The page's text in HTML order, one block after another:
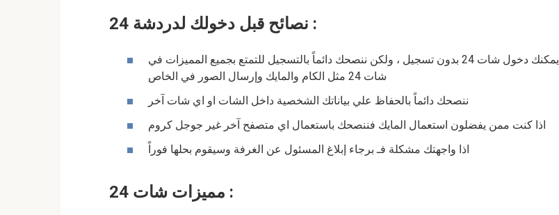
نصائح قبل دخولك لدردشة 24 :
يمكنك دخول شات 24
بدون تسجيل ، ولكن ننصحك دائماً بالتسجيل للتمتع بجميع المميزات في
شات 24
مثل الكام والمايك وإرسال الصور في الخاص
ننصحك دائماً بالحفاظ علي بياناتك الشخصية داخل الشات او اي شات آخر
اذا كنت ممن يفضلون استعمال المايك فننصحك باستعمال اي متصفح آخر غير جوجل كروم
اذا واجهتك مشكلة فـ برجاء إبلاغ المسئول عن الغرفة وسيقوم بحلها فوراً
مميزات شات 24 :